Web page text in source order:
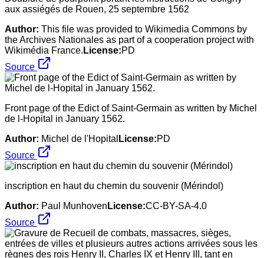
aux assiégés de Rouen, 25 septembre 1562
Author: This file was provided to Wikimedia Commons by
the Archives Nationales as part of a cooperation project with
Wikimédia France. License:PD
Source
Front page of the Edict of Saint-Germain as written by Michel
de l-Hopital in January 1562.
Author: Michel de l'Hopital License:PD
Source
inscription en haut du chemin du souvenir (Mérindol)
Author: Paul Munhoven License:CC-BY-SA-4.0
Source